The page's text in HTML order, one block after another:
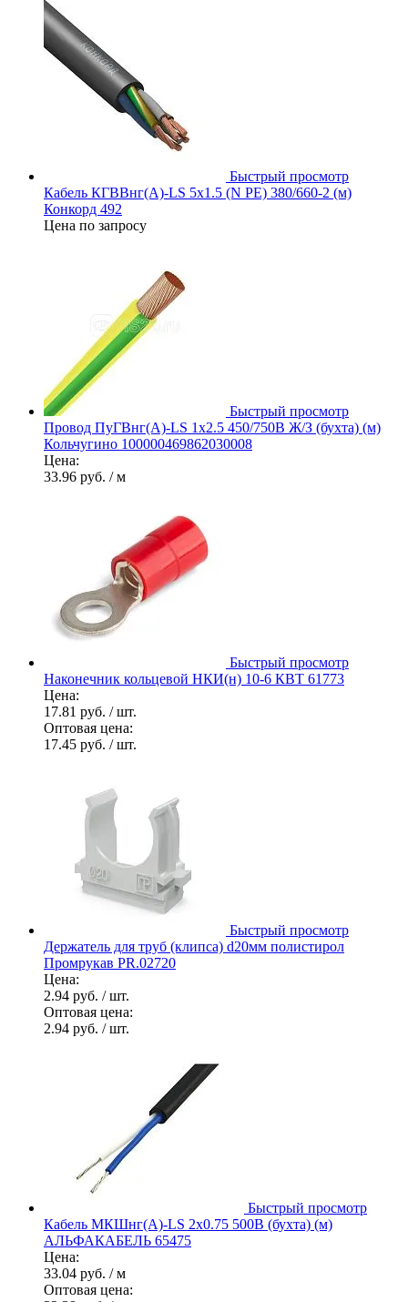
Быстрый просмотр
Кабель КГВВнг(А)-LS 5х1.5 (N PE) 380/660-2 (м)
Конкорд 492
Цена по запросу
Быстрый просмотр
Провод ПуГВнг(А)-LS 1х2.5 450/750В Ж/З (бухта) (м)
Кольчугино 100000469862030008
Цена:
33.96 руб. / м
Быстрый просмотр
Наконечник кольцевой НКИ(н) 10-6 КВТ 61773
Цена:
17.81 руб. / шт.
Оптовая цена:
17.45 руб. / шт.
Быстрый просмотр
Держатель для труб (клипса) d20мм полистирол
Промрукав PR.02720
Цена:
2.94 руб. / шт.
Оптовая цена:
2.94 руб. / шт.
Быстрый просмотр
Кабель МКШнг(А)-LS 2х0.75 500В (бухта) (м)
АЛЬФАКАБЕЛЬ 65475
Цена:
33.04 руб. / м
Оптовая цена: